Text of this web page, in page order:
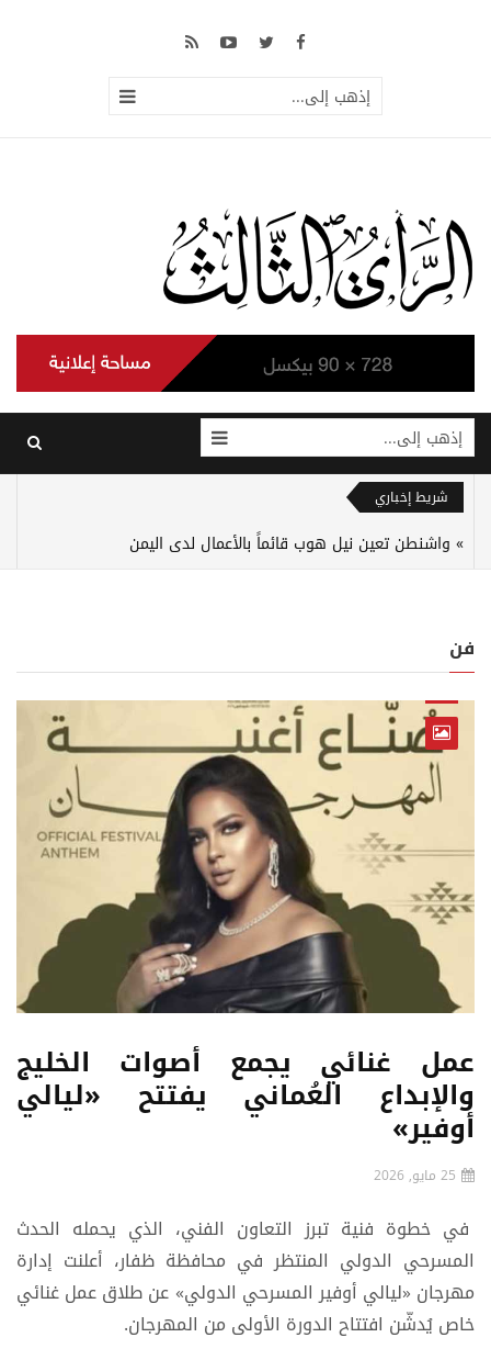
إذهب إلى...
إذهب إلى...
شريط إخباري
واشنطن تعين نيل هوب قائماً بالأعمال لدى اليمن
فن
عمل غنائي يجمع أصوات الخليج
والإبداع العُماني يفتتح «ليالي
أوفير»
25 مايو, 2026
في خطوة فنية تبرز التعاون الفني، الذي يحمله الحدث
المسرحي الدولي المنتظر في محافظة ظفار، أعلنت إدارة
مهرجان «ليالي أوفير المسرحي الدولي» عن طلاق عمل غنائي
خاص يُدشّن افتتاح الدورة الأولى من المهرجان.